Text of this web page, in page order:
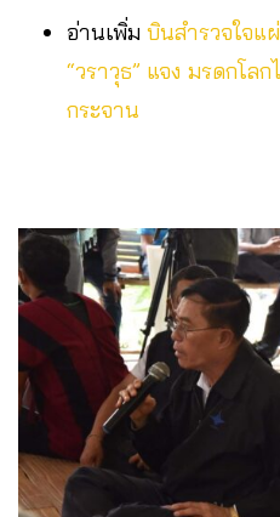
อ่านเพิ่ม บินสำรวจใจแ
“วราวุธ” แจง มรดกโล
กระจาน